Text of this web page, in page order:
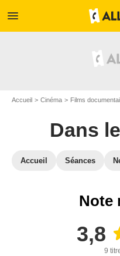
menu
Accueil Cinéma Films
Dans
Accueil Séances
Note
3,8
9